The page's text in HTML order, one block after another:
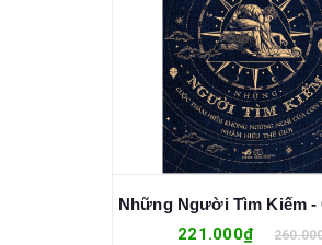
221.000₫